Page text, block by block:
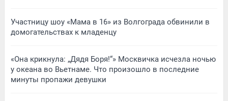
Участницу шоу «Мама в 16» из Волгограда обвинили в
домогательствах к младенцу
«Она крикнула: „Дядя Боря!“» Москвичка исчезла ночью
у океана во Вьетнаме. Что произошло в последние
минуты пропажи девушки